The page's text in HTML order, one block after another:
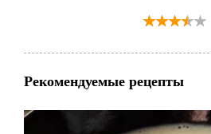
Рекомендуемые рецепты